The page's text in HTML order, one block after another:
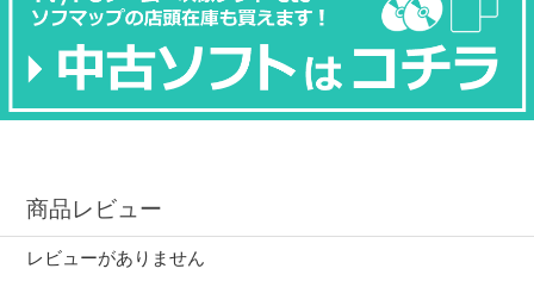
商品レビュー
レビューがありません